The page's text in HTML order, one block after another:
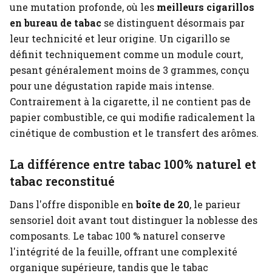
une mutation profonde, où les meilleurs cigarillos
en bureau de tabac se distinguent désormais par
leur technicité et leur origine. Un cigarillo se
définit techniquement comme un module court,
pesant généralement moins de 3 grammes, conçu
pour une dégustation rapide mais intense.
Contrairement à la cigarette, il ne contient pas de
papier combustible, ce qui modifie radicalement la
cinétique de combustion et le transfert des arômes.
La différence entre tabac 100% naturel et
tabac reconstitué
Dans l'offre disponible enboîte de 20, le parieur
sensoriel doit avant tout distinguer la noblesse des
composants. Le tabac 100 % naturel conserve
l'intégrité de la feuille, offrant une complexité
organique supérieure, tandis que le tabac